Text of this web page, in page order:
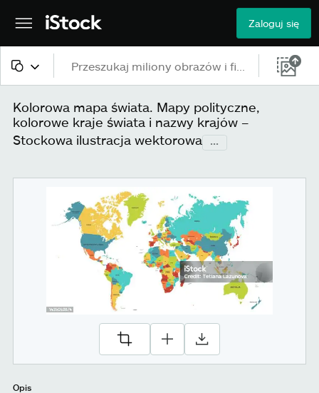
Zaloguj się
Cała zawartość
Grafiki wektorowe
Wideo
Kolorowa mapa świata. Mapy polityczne,
kolorowe kraje świata i nazwy krajów –
Stockowa ilustracja wektorowa
...
Opis